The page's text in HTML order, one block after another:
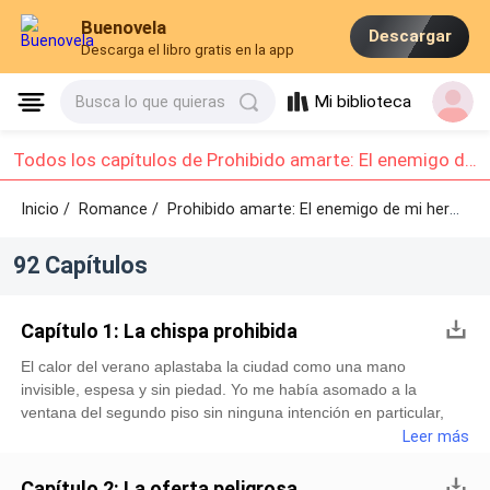
Buenovela
Descarga el libro gratis en la app
Descargar
Busca lo que quieras Mi biblioteca
Todos los capítulos de Prohibido amarte: El enemigo de mi hermano : Capítulo 1 - Capítulo 10
Inicio / Romance/Prohibido amarte: El enemigo de mi hermano /
92 Capítulos
Capítulo 1: La chispa prohibida
El calor del verano aplastaba la ciudad como una mano
invisible, espesa y sin piedad. Yo me había asomado a la
ventana del segundo piso sin ninguna intención en particular,
solo buscando un poco de aire que no llegaba. Pero lo que
en el patio de gravilla frente a la vieja fábrica que era el corazón
Leer más